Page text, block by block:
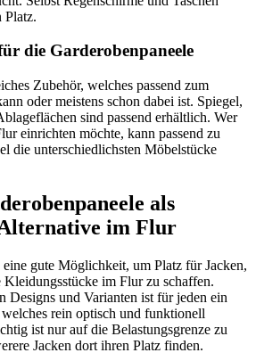
Platz.
die Garderobenpaneele
Zubehör, welches passend zum
oder meistens schon dabei ist. Spiegel,
sind passend erhältlich. Wer
einrichten möchte, kann passend zu
die unterschiedlichsten Möbelstücke
als
im Flur
eine gute Möglichkeit, um Platz für Jacken,
Kleidungsstücke im Flur zu schaffen.
Designs und Varianten ist für jeden ein
welches rein optisch und funktionell
ist nur auf die Belastungsgrenze zu
Jacken dort ihren Platz finden.